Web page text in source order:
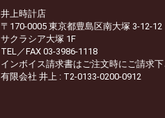
井上時計店
〒170-0005 東京都豊島区南大塚 3-12-12
サクラシア大塚 1F
TEL／FAX 03-3986-1118
インボイス請求書はご注文時にご請求
有限会社 井上 : T2-0133-0200-0912